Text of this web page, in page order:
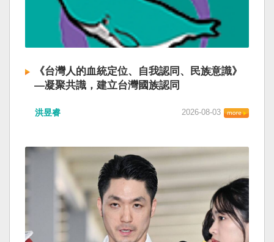
《台灣人的血統定位、自我認同、民族意識》
—凝聚共識，建立台灣國族認同
洪昱睿 2026-08-03